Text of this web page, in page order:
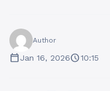
Author
calendar_todayJan 16, 2026schedule10:15